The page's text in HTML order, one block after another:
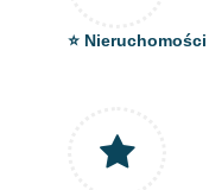
⭐ Nieruchomości